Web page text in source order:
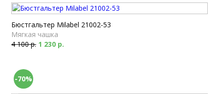
Бюстгальтер Milabel 21002-53
Мягкая чашка
4 100 р. 1 230 р.
-70%